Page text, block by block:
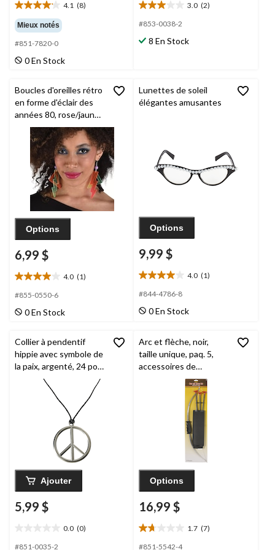
4.1 (8)
4.1
étoile(s)
sur
5.
8
Mieux notés
#851-7820-0
0 En Stock
3.0 (2)
3.0
étoile(s)
5.
#853-0038-2
8 En Stock
Boucles d'oreilles rétro
en forme d'éclair des
années 80, rose/jaune,
taille unique, paq. 2,
accessoires de
costume à porter pour
l'Halloween
Options
6,99 $
4.0 (1)
4.0
étoile(s)
5.
évaluation
#855-0550-6
0 En Stock
Lunettes de soleil
élégantes amusantes
Options
9,99 $
4.0 (1)
4.0
étoile(s)
5.
évaluation
#844-4786-8
0 En Stock
Collier à pendentif
hippie avec symbole de
la paix, argenté, 24 po,
accessoire de costume
à porter pour
l'Halloween
Ajouter
5,99 $
0.0 (0)
étoile(s)
#851-0035-2
Arc et flèche, noir,
taille unique, paq. 5,
accessoires de
costume à porter pour
Options
16,99 $
1.7 (7)
1.7
étoile(s)
#851-5542-4